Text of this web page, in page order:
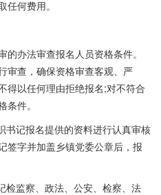
何费用。
办法审查报名人员资格条件。
审查，确保资格审查客观、严
得以任何理由拒绝报名;对不符合
件。
书记报名提供的资料进行认真审核
签字并加盖乡镇党委公章后，报
检监察、政法、公安、检察、法